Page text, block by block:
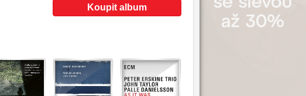
Koupit album